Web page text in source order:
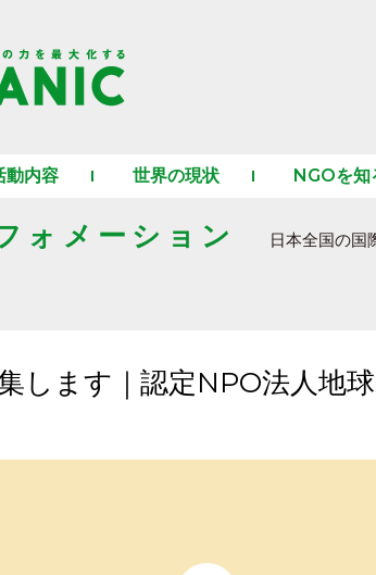
動内容 世界の現状 NGOを知
ォメーション 日本全国の国
します｜認定NPO法人地